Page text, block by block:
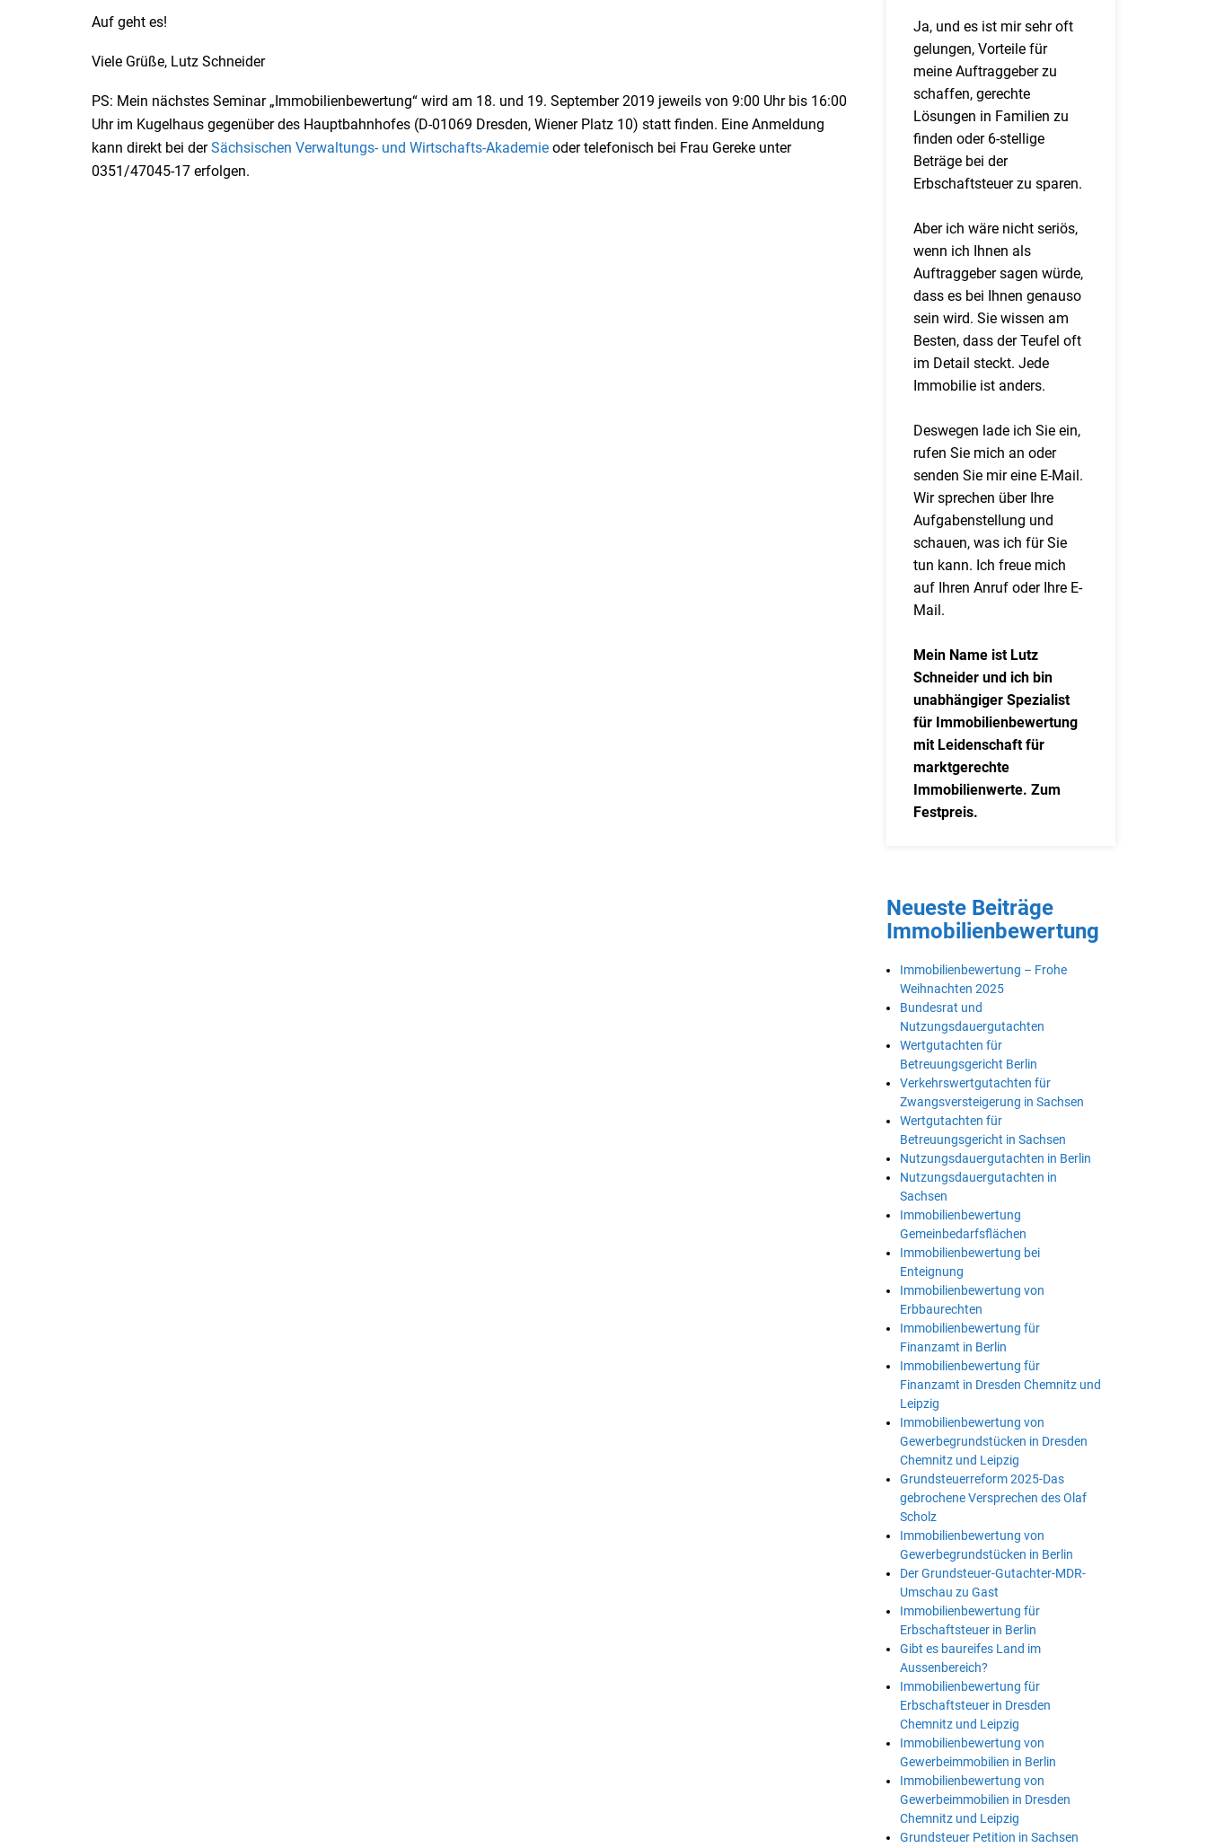
Auf geht es!
Viele Grüße, Lutz Schneider
PS: Mein nächstes Seminar „Immobilienbewertung“ wird am 18. und 19. September 2019 jeweils von 9:00 Uhr bis 16:00
Uhr im Kugelhaus gegenüber des Hauptbahnhofes (D-01069 Dresden, Wiener Platz 10) statt finden. Eine Anmeldung
kann direkt bei derSächsischen Verwaltungs- und Wirtschafts-Akademie oder telefonisch bei Frau Gereke unter
0351/47045-17 erfolgen.
Ja, und es ist mir sehr oft
gelungen, Vorteile für
meine Auftraggeber zu
schaffen, gerechte
Lösungen in Familien zu
finden oder 6-stellige
Beträge bei der
Erbschaftsteuer zu sparen.
Aber ich wäre nicht seriös,
wenn ich Ihnen als
Auftraggeber sagen würde,
dass es bei Ihnen genauso
sein wird. Sie wissen am
Besten, dass der Teufel oft
im Detail steckt. Jede
Immobilie ist anders.
Deswegen lade ich Sie ein,
rufen Sie mich an oder
senden Sie mir eine E-Mail.
Wir sprechen über Ihre
Aufgabenstellung und
schauen, was ich für Sie
tun kann. Ich freue mich
auf Ihren Anruf oder Ihre E-
Mail.
Mein Name ist Lutz
Schneider und ich bin
unabhängiger Spezialist
für Immobilienbewertung
mit Leidenschaft für
marktgerechte
Immobilienwerte. Zum
Festpreis.
Neueste Beiträge
Immobilienbewertung
Immobilienbewertung – Frohe
Weihnachten 2025
Bundesrat und
Nutzungsdauergutachten
Wertgutachten für
Betreuungsgericht Berlin
Verkehrswertgutachten für
Zwangsversteigerung in Sachsen
Wertgutachten für
Betreuungsgericht in Sachsen
Nutzungsdauergutachten in Berlin
Nutzungsdauergutachten in
Sachsen
Immobilienbewertung
Gemeinbedarfsflächen
Immobilienbewertung bei
Enteignung
Immobilienbewertung von
Erbbaurechten
Immobilienbewertung für
Finanzamt in Berlin
Immobilienbewertung für
Finanzamt in Dresden Chemnitz und
Leipzig
Immobilienbewertung von
Gewerbegrundstücken in Dresden
Chemnitz und Leipzig
Grundsteuerreform 2025-Das
gebrochene Versprechen des Olaf
Scholz
Immobilienbewertung von
Gewerbegrundstücken in Berlin
Der Grundsteuer-Gutachter-MDR-
Umschau zu Gast
Immobilienbewertung für
Erbschaftsteuer in Berlin
Gibt es baureifes Land im
Aussenbereich?
Immobilienbewertung für
Erbschaftsteuer in Dresden
Chemnitz und Leipzig
Immobilienbewertung von
Gewerbeimmobilien in Berlin
Immobilienbewertung von
Gewerbeimmobilien in Dresden
Chemnitz und Leipzig
Grundsteuer Petition in Sachsen